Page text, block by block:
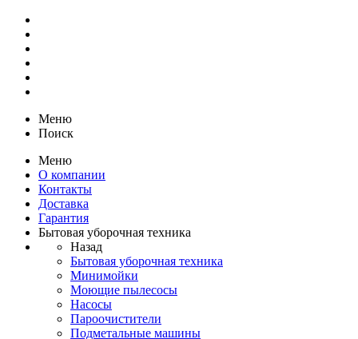
Меню
Поиск
Меню
О компании
Контакты
Доставка
Гарантия
Бытовая уборочная техника
Назад
Бытовая уборочная техника
Минимойки
Моющие пылесосы
Насосы
Пароочистители
Подметальные машины